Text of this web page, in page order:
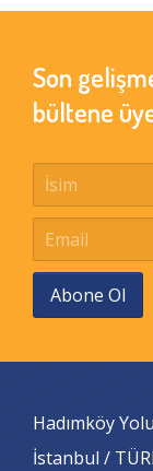
Son
bültene
Abone Ol
Hadımköy
İstanbul /